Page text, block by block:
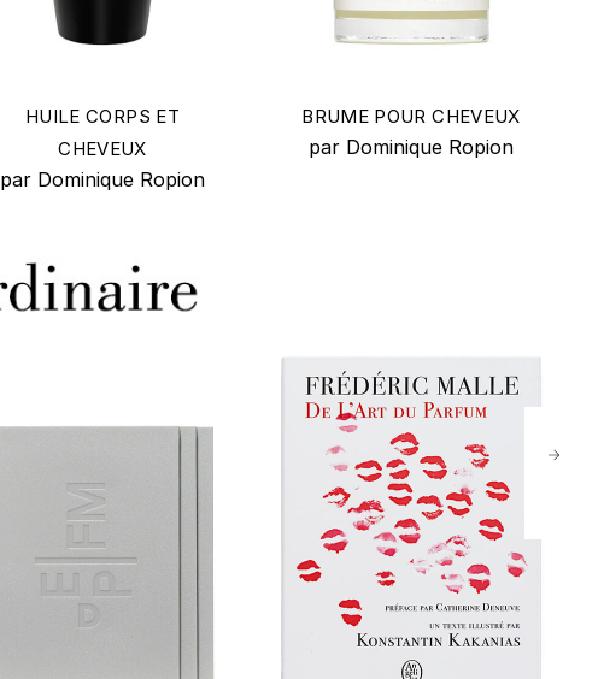
HUILE CORPS ET
CHEVEUX
par Dominique Ropion
BRUME POUR CHEVEUX
par Dominique Ropion